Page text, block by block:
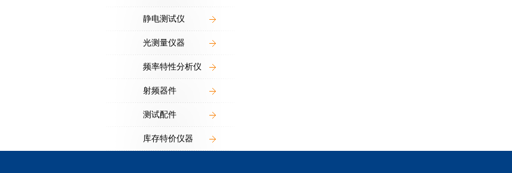
静电测试仪
光测量仪器
频率特性分析仪
射频器件
测试配件
库存特价仪器